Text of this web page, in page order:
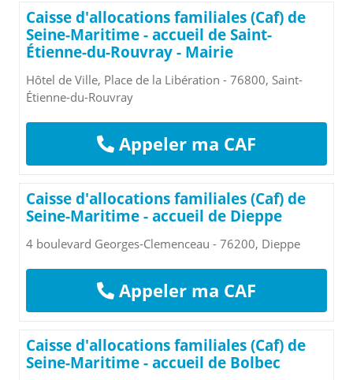
Caisse d'allocations familiales (Caf) de
Seine-Maritime - accueil de Saint-
Étienne-du-Rouvray - Mairie
Hôtel de Ville, Place de la Libération - 76800, Saint-
Étienne-du-Rouvray
Appeler ma CAF
Caisse d'allocations familiales (Caf) de
Seine-Maritime - accueil de Dieppe
4 boulevard Georges-Clemenceau - 76200, Dieppe
Appeler ma CAF
Caisse d'allocations familiales (Caf) de
Seine-Maritime - accueil de Bolbec